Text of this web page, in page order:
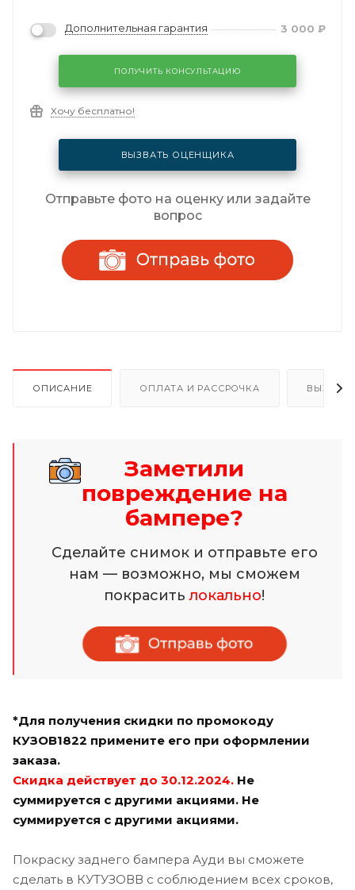
Дополнительная гарантия 3 000 ₽
ПОЛУЧИТЬ КОНСУЛЬТАЦИЮ
Хочу бесплатно!
ВЫЗВАТЬ ОЦЕНЩИКА
Отправьте фото на оценку или задайте
вопрос
ОПИСАНИЕ ОПЛАТА И РАССРОЧКА ВЫЗОВ
Заметили
повреждение на
бампере?
Сделайте снимок и отправьте его
нам — возможно, мы сможем
покраситьлокально!
*Для получения скидки по промокоду
КУЗОВ1822 примените его при оформлении
заказа.
Скидка действует до 30.12.2024. Не
суммируется с другими акциями. Не
суммируется с другими акциями.
Покраску заднего бампера Ауди вы сможете
сделать в КУТУЗОВВ с соблюдением всех сроков,